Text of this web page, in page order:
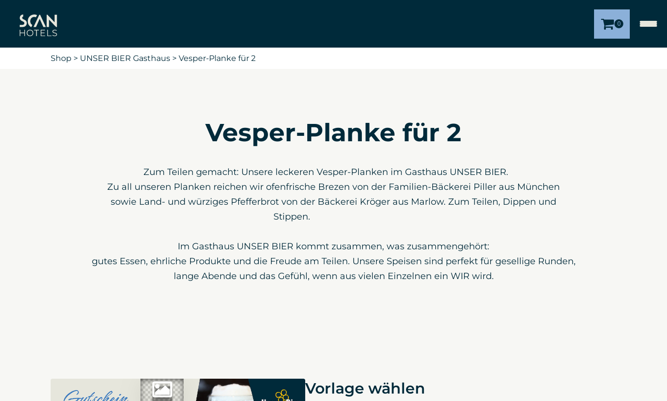
0
Shop > UNSER BIER Gasthaus > Vesper-Planke für 2
Vesper-Planke für 2
Zum Teilen gemacht: Unsere leckeren Vesper-Planken im Gasthaus UNSER BIER. ⠀⠀
Zu all unseren Planken reichen wir ofenfrische Brezen von der Familien-Bäckerei Piller aus München
sowie Land- und würziges Pfefferbrot von der Bäckerei Kröger aus Marlow. Zum Teilen, Dippen und
Stippen.⠀⠀⠀⠀⠀⠀⠀⠀⠀⠀⠀⠀⠀
Im Gasthaus UNSER BIER kommt zusammen, was zusammengehört:
gutes Essen, ehrliche Produkte und die Freude am Teilen. Unsere Speisen sind perfekt für gesellige Runden,
lange Abende und das Gefühl, wenn aus vielen Einzelnen ein WIR wird.
Vorlage wählen